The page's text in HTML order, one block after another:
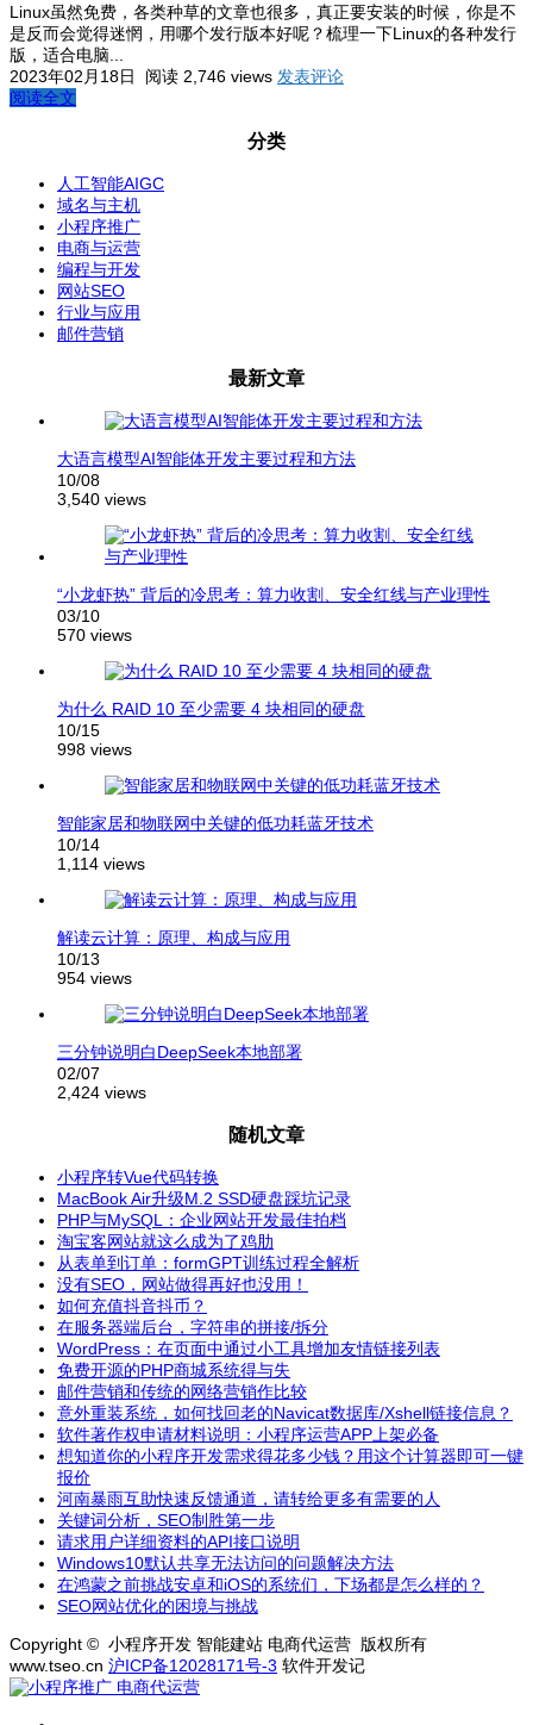
Linux虽然免费，各类种草的文章也很多，真正要安装的时候，你是不
是反而会觉得迷惘，用哪个发行版本好呢？梳理一下Linux的各种发行
版，适合电脑...
2023年02月18日
阅读 2,746 views 发表评论
阅读全文
分类
人工智能AIGC
域名与主机
小程序推广
电商与运营
编程与开发
网站SEO
行业与应用
邮件营销
最新文章
大语言模型AI智能体开发主要过程和方法
10/08
3,540 views
“小龙虾热” 背后的冷思考：算力收割、安全红线与产业理性
03/10
570 views
为什么 RAID 10 至少需要 4 块相同的硬盘
10/15
998 views
智能家居和物联网中关键的低功耗蓝牙技术
10/14
1,114 views
解读云计算：原理、构成与应用
10/13
954 views
三分钟说明白DeepSeek本地部署
02/07
2,424 views
随机文章
小程序转Vue代码转换
MacBook Air升级M.2 SSD硬盘踩坑记录
PHP与MySQL：企业网站开发最佳拍档
淘宝客网站就这么成为了鸡肋
从表单到订单：formGPT训练过程全解析
没有SEO，网站做得再好也没用！
如何充值抖音抖币？
在服务器端后台，字符串的拼接/拆分
WordPress：在页面中通过小工具增加友情链接列表
免费开源的PHP商城系统得与失
邮件营销和传统的网络营销作比较
意外重装系统，如何找回老的Navicat数据库/Xshell链接信息？
软件著作权申请材料说明：小程序运营APP上架必备
想知道你的小程序开发需求得花多少钱？用这个计算器即可一键
报价
河南暴雨互助快速反馈通道，请转给更多有需要的人
关键词分析，SEO制胜第一步
请求用户详细资料的API接口说明
Windows10默认共享无法访问的问题解决方法
在鸿蒙之前挑战安卓和iOS的系统们，下场都是怎么样的？
SEO网站优化的困境与挑战
Copyright © 小程序开发 智能建站 电商代运营 版权所有
www.tseo.cn 沪ICP备12028171号-3 软件开发记